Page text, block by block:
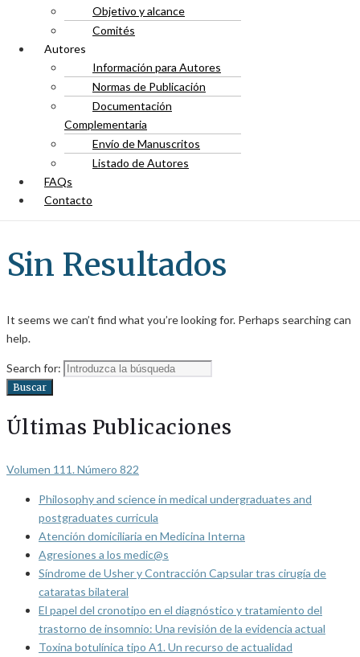
Objetivo y alcance
Comités
Autores
Información para Autores
Normas de Publicación
Documentación
Complementaria
Envío de Manuscritos
Listado de Autores
FAQs
Contacto
Sin Resultados
It seems we can’t find what you’re looking for. Perhaps searching can
help.
Search for:
Buscar
Últimas Publicaciones
Volumen 111. Número 822
Philosophy and science in medical undergraduates and
postgraduates curricula
Atención domiciliaria en Medicina Interna
Agresiones a los medic@s
Síndrome de Usher y Contracción Capsular tras cirugía de
cataratas bilateral
El papel del cronotipo en el diagnóstico y tratamiento del
trastorno de insomnio: Una revisión de la evidencia actual
Toxina botulínica tipo A1. Un recurso de actualidad